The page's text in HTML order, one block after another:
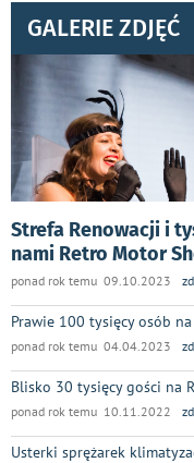
GALERIE ZDJĘĆ
Strefa Renowacji i
nami Retro Motor
ponad rok temu 09.10.2023
Prawie 100 tysięcy osób
ponad rok temu 04.04.2023
Blisko 30 tysięcy gości na
ponad rok temu 10.11.2022
Usterki sprężarek